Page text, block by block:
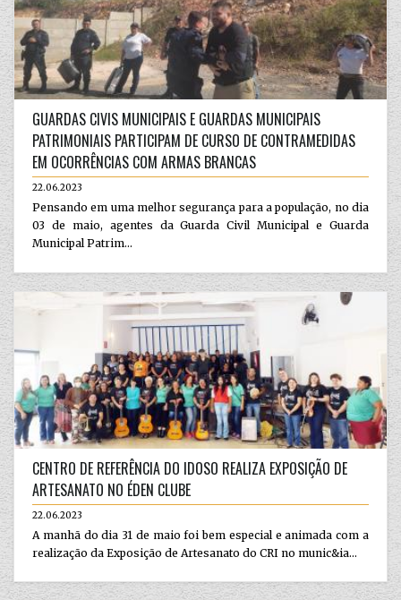
GUARDAS CIVIS MUNICIPAIS E GUARDAS MUNICIPAIS
PATRIMONIAIS PARTICIPAM DE CURSO DE CONTRAMEDIDAS
EM OCORRÊNCIAS COM ARMAS BRANCAS
22.06.2023
Pensando em uma melhor segurança para a população, no dia
03 de maio, agentes da Guarda Civil Municipal e Guarda
Municipal Patrim...
CENTRO DE REFERÊNCIA DO IDOSO REALIZA EXPOSIÇÃO DE
ARTESANATO NO ÉDEN CLUBE
22.06.2023
A manhã do dia 31 de maio foi bem especial e animada com a
realização da Exposição de Artesanato do CRI no munic&ia...